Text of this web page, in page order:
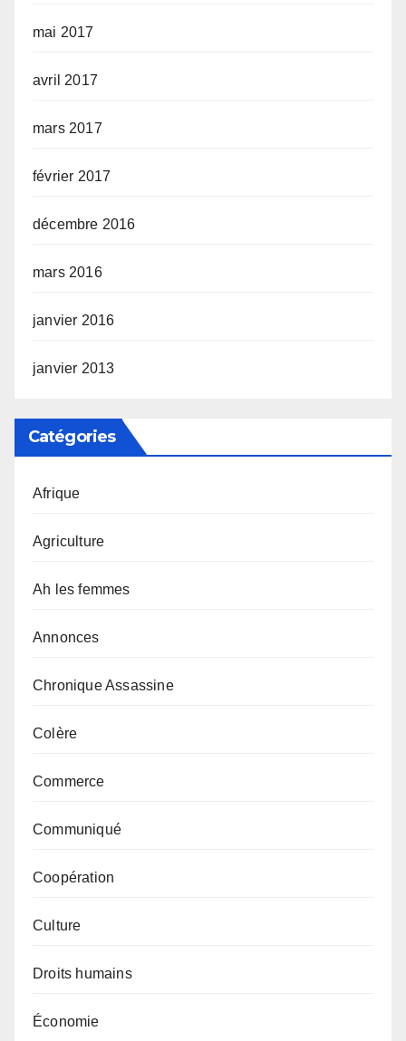
mai 2017
avril 2017
mars 2017
février 2017
décembre 2016
mars 2016
janvier 2016
janvier 2013
Catégories
Afrique
Agriculture
Ah les femmes
Annonces
Chronique Assassine
Colère
Commerce
Communiqué
Coopération
Culture
Droits humains
Économie